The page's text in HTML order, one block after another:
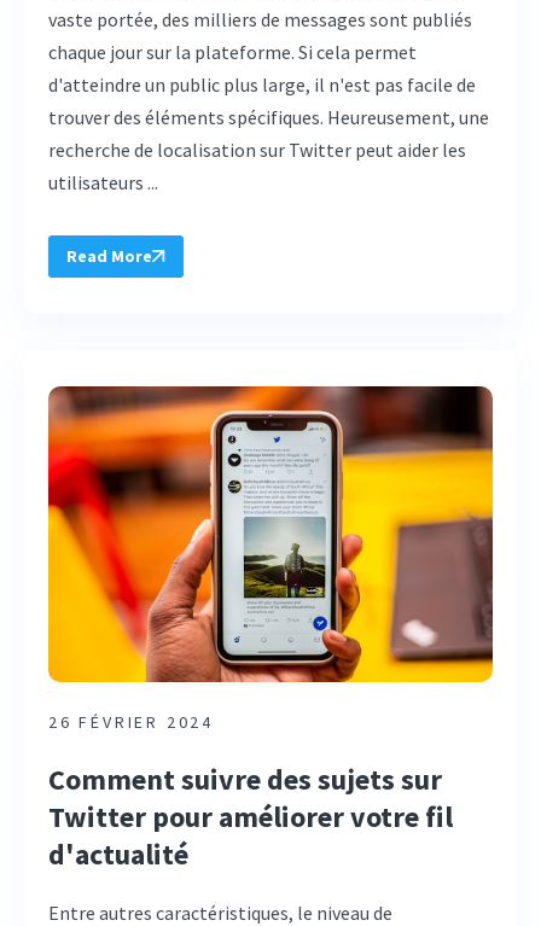
vaste portée, des milliers de messages sont publiés
chaque jour sur la plateforme. Si cela permet
d'atteindre un public plus large, il n'est pas facile de
trouver des éléments spécifiques. Heureusement, une
recherche de localisation sur Twitter peut aider les
utilisateurs ...
Read More
26 FÉVRIER 2024
Comment suivre des sujets sur
Twitter pour améliorer votre fil
d'actualité
Entre autres caractéristiques, le niveau de